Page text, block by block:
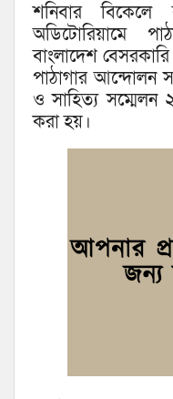
শনিবার বিকেলে
অডিটোরিয়ামে
বাংলাদেশ
পাঠাগার আন্দোলন
ও সাহিত্য
করা হয়।